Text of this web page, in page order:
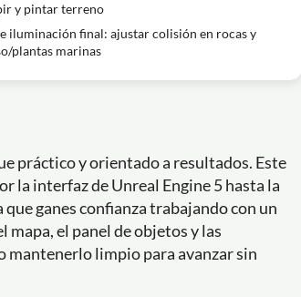
y pintar terreno
iluminación final: ajustar colisión en rocas y
plantas marinas
práctico y orientado a resultados. Este
la interfaz de Unreal Engine 5 hasta la
ganes confianza trabajando con un
el panel de objetos y las
mantenerlo limpio para avanzar sin